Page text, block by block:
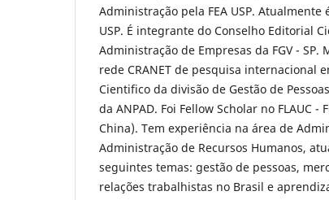
Administração pela FEA USP. Atualmente
USP. É integrante do Conselho Editorial
Administração de Empresas da FGV -
rede CRANET de pesquisa internacional
Cientifico da divisão de Gestão de
da ANPAD. Foi Fellow Scholar no FLAUC
China). Tem experiência na área de
Administração de Recursos Humanos,
seguintes temas: gestão de pessoas,
relações trabalhistas no Brasil e